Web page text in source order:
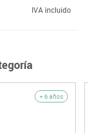
IVA incluido
+ 6 años